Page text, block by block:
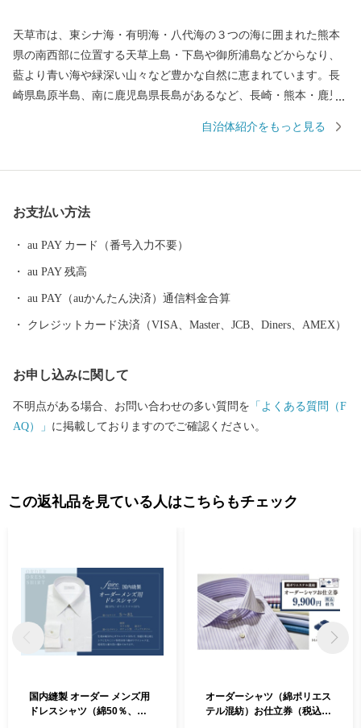
天草市は、東シナ海・有明海・八代海の３つの海に囲まれた熊本
県の南西部に位置する天草上島・下島や御所浦島などからなり、
藍より青い海や緑深い山々など豊かな自然に恵まれています。長
崎県島原半島、南に鹿児島県長島があるなど、長崎・熊本・鹿児
域間交流などあらゆる分野において、さらなる発展が期待される
自治体紹介をもっと見る
お支払い方法
au PAY カード（番号入力不要）
au PAY 残高
au PAY（auかんたん決済）通信料金合算
クレジットカード決済（VISA、Master、JCB、Diners、AMEX）
お申し込みに関して
不明点がある場合、お問い合わせの多い質問を 「よくある質問（F
AQ）」 に掲載しておりますのでご確認ください。
この返礼品を見ている人はこちらもチェック
国内縫製 オーダー メンズ用
ドレスシャツ（綿50％、ポ
オーダーシャツ（綿ポリエス
テル混紡）お仕立券（税込み